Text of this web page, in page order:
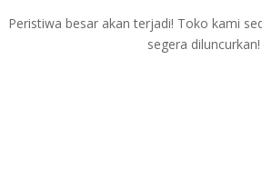
Peristiwa besar akan terjadi! Toko kami
segera diluncurkan!